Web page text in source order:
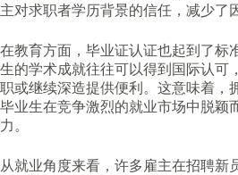
主对求职者学历背景的信任，减少了
在教育方面，毕业证认证也起到了标
生的学术成就往往可以得到国际认可
职或继续深造提供便利。这意味着，
毕业生在竞争激烈的就业市场中脱颖
力。
从就业角度来看，许多雇主在招聘新